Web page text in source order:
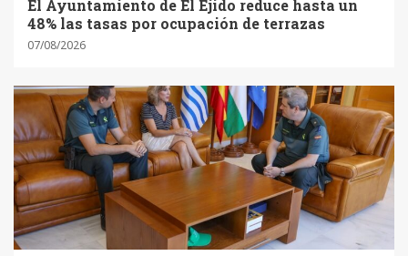
El Ayuntamiento de El Ejido reduce hasta un
48% las tasas por ocupación de terrazas
07/08/2026